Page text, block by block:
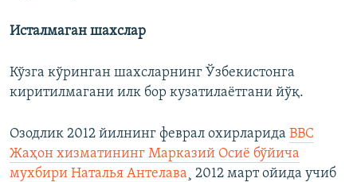
Исталмаган шахслар
Кўзга кўринган шахсларнинг Ўзбекистонга
киритилмагани илк бор кузатилаётгани йўқ.
Озодлик 2012 йилнинг феврал охирларида ВВС
Жаҳон хизматининг Марказий Осиё бўйича
мухбири Наталья Антелава¸ 2012 март ойида учиб